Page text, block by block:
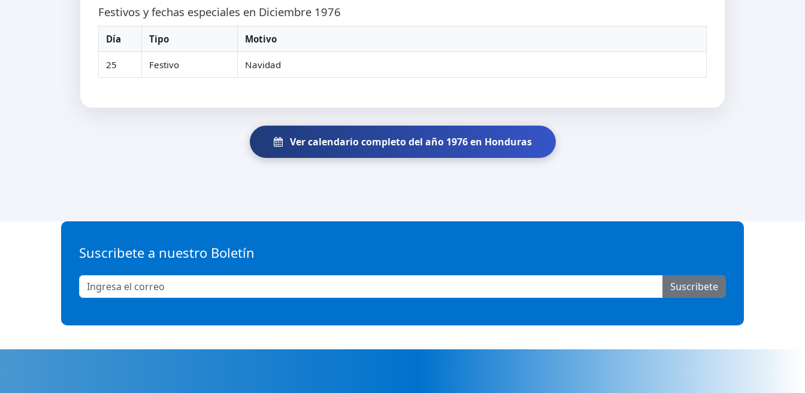
Festivos y fechas especiales en Diciembre 1976
Día Tipo Motivo
25 Festivo Navidad
Ver calendario completo del año 1976 en Honduras
Suscribete a nuestro Boletín
Suscribete